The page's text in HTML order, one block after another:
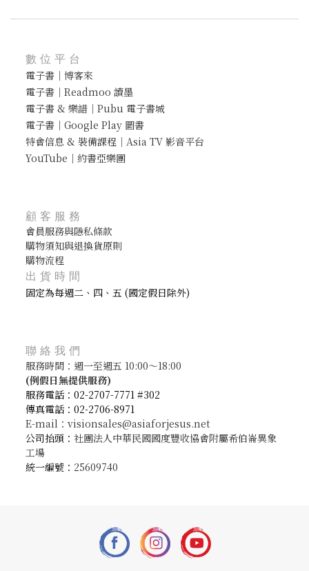
數位平台
電子書｜博客來
電子書｜Readmoo 讀墨
電子書 & 樂譜｜Pubu 電子書城
電子書｜Google Play 圖書
特會信息 & 裝備課程｜Asia TV 影音平台
YouTube｜約書亞樂團
顧客服務
會員服務與隱私條款
購物須知與退換貨原則
購物流程
出貨時間
固定為每週二、四、五 (國定假日除外)
聯絡我們
服務時間：週一至週五 10:00～18:00
(例假日無提供服務)
服務電話：02-2707-7771 #302
傳真電話：02-2706-8971
E-mail：visionsales@asiaforjesus.net
公司抬頭： 社團法人中華民國國度豐收協會附屬希伯崙異象
工場
統一編號： 25609740